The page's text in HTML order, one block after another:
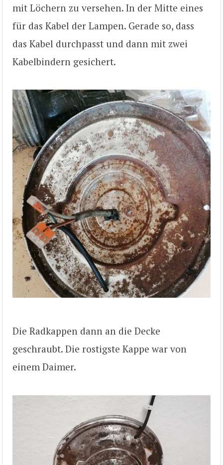
mit Löchern zu versehen. In der Mitte eines
für das Kabel der Lampen. Gerade so, dass
das Kabel durchpasst und dann mit zwei
Kabelbindern gesichert.
Die Radkappen dann an die Decke
geschraubt. Die rostigste Kappe war von
einem Daimer.